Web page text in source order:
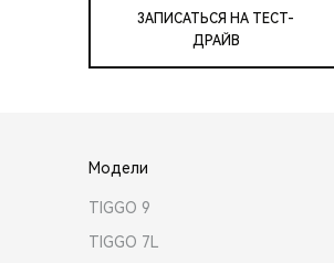
ЗАПИСАТЬСЯ НА ТЕСТ-
ДРАЙВ
Модели
TIGGO 9
TIGGO 7L